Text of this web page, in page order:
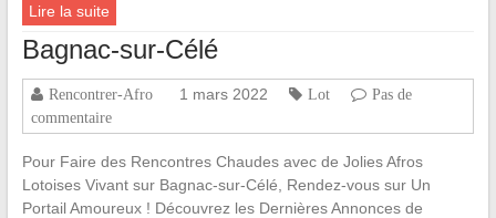
Lire la suite
Bagnac-sur-Célé
Rencontrer-Afro 1 mars 2022 Lot
Pas de
commentaire
Pour Faire des Rencontres Chaudes avec de Jolies Afros
Lotoises Vivant sur Bagnac-sur-Célé, Rendez-vous sur Un
Portail Amoureux ! Découvrez les Dernières Annonces de